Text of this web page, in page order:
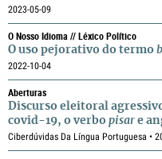
2023-05-09
O Nosso Idioma // Léxico Político
O uso pejorativo do termo
2022-10-04
Aberturas
Discurso eleitoral
covid-19, o verbo pisar e
Ciberdúvidas Da Língua Portuguesa •